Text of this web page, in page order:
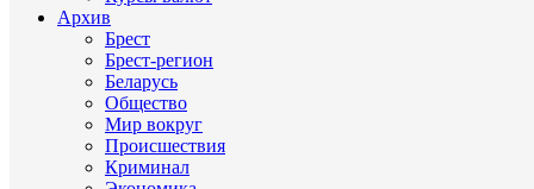
Архив
Брест
Брест-регион
Беларусь
Общество
Мир вокруг
Происшествия
Криминал